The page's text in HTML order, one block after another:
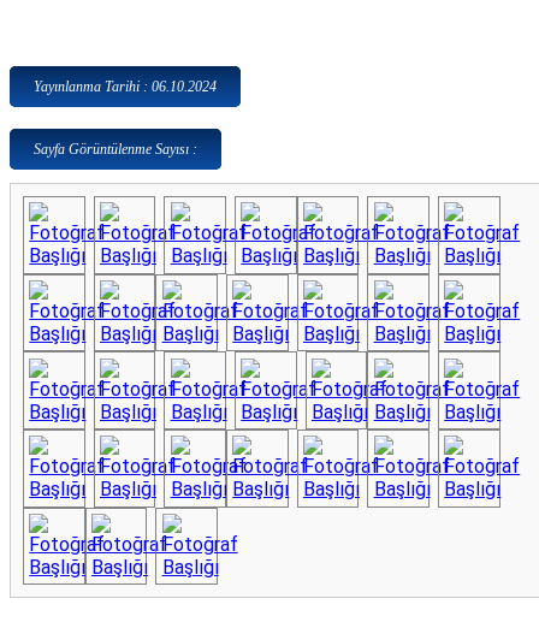
Yayınlanma Tarihi : 06.10.2024
Sayfa Görüntülenme Sayısı :